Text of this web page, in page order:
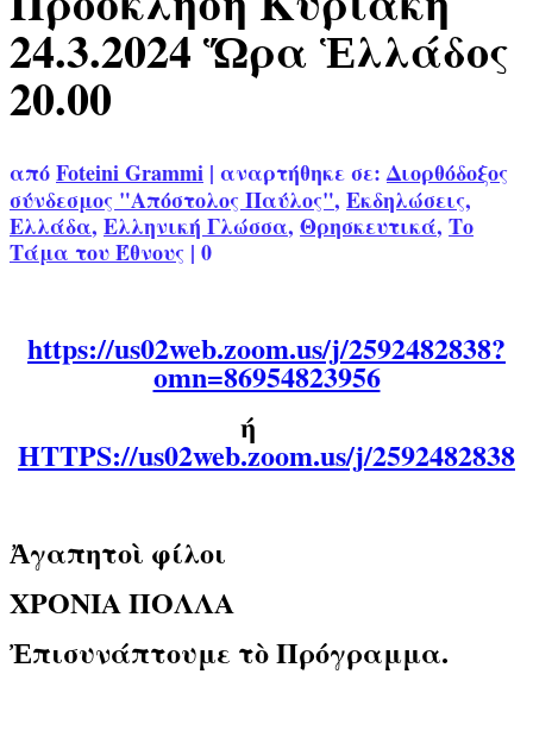
24.3.2024 Ὥρα Ἑλλάδος
20.00
απόFoteini Grammi | αναρτήθηκε σε:Διορθόδοξος
σύνδεσμος "Απόστολος Παύλος", Εκδηλώσεις,
Ελλάδα, Ελληνική Γλώσσα, Θρησκευτικά, Το
Τάμα του Έθνους | 0
https://us02web.zoom.us/j/2592482838?
omn=86954823956
ή
HTTPS://us02web.zoom.us/j/2592482838
Ἀγαπητοὶ φίλοι
ΧΡΟΝΙΑ ΠΟΛΛΑ
Ἐπισυνάπτουμε τὸ Πρόγραμμα.